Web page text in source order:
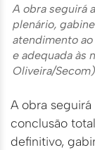
A obra seguirá
plenário,
atendimento
e adequada às
Oliveira/Secom)
A obra
conclusão
definitivo,